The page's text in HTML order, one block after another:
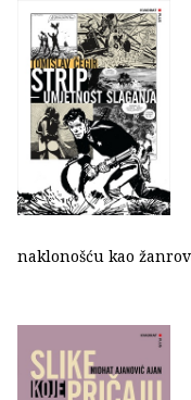
naklonošću kao